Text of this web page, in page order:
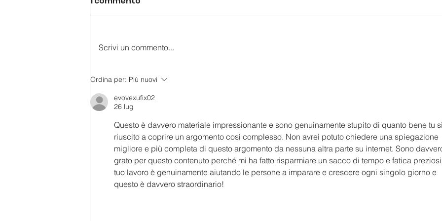
AudioGuide® sbarca a
Capodimonte
nell’Umbria del Trecento"
presso la Galleria
Nazionale dell'Umbria di
Perugia
del
Scrivi un commento...
Ordina per: Più nuovi
evovexufix02
26 lug
Questo è davvero materiale impressionante e sono genuinamente stupito di quanto bene tu
riuscito a coprire un argomento così complesso. Non avrei potuto chiedere una spiegazione
migliore e più completa di questo argomento da nessuna altra parte su internet. Sono
grato per questo contenuto perché mi ha fatto risparmiare un sacco di tempo e fatica
tuo lavoro è genuinamente aiutando le persone a imparare e crescere ogni singolo giorno e
questo è davvero straordinario!